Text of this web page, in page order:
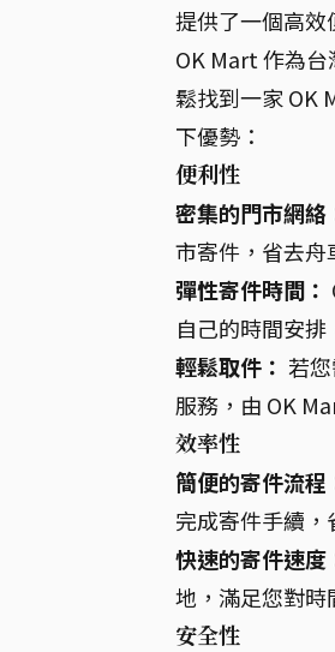
提供了一個高效
OK Mart 作為
鬆找到一家 OK
下優勢：
便利性
密集的門市網絡
市寄件，省去舟
彈性寄件時間：
自己的時間安
輕鬆取件： 若
服務，由 OK
效率性
簡便的寄件流程
完成寄件手續，
快速的寄件速度
地，滿足您對時
安全性